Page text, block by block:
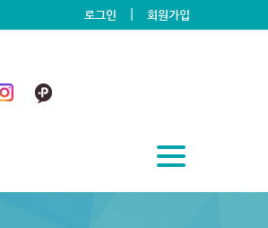
회원가입
|
로그인